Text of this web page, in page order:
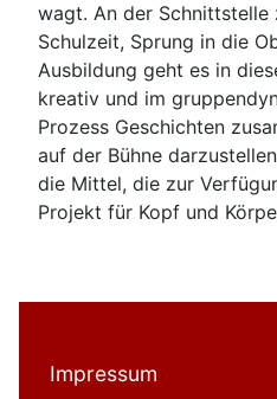
wagt. An der Schnittstelle
Schulzeit, Sprung in die
Ausbildung geht es in
kreativ und im
Prozess Geschichten
auf der Bühne
die Mittel, die zur
Projekt für Kopf und
Impressum